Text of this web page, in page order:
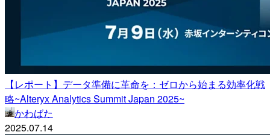
【レポート】データ準備に革命を：ゼロから始まる効率化戦
略~Alteryx Analytics Summit Japan 2025~
かわばた
2025.07.14